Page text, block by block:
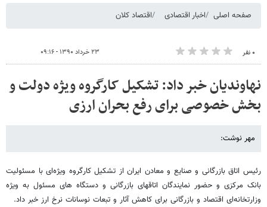
صفحه اصلی اخبار اقتصادی اقتصاد کلان
۰ نفر ۲۳ خرداد ۱۳۹۰ - ۰۹:۱۶
نهاوندیان خبر داد: تشکیل کارگروه ویژه دولت و
بخش خصوصی برای رفع بحران ارزی
مهر نوشت:
رئیس اتاق بازرگانی و صنایع و معادن ایران از تشکیل کارگروه ویژه‌ای با مسئولیت
بانک مرکزی و حضور نمایندگان اتاقهای بازرگانی و دستگاه های مسئول به ویژه
وزارتخانه‌ای اقتصاد و بازرگانی برای کاهش آثار و تبعات نوسانات نرخ ارز خبر داد.